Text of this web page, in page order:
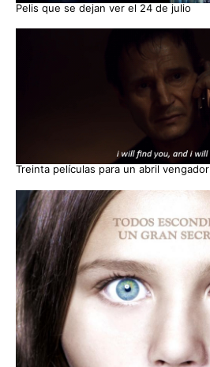
Pelis que se dejan ver el 24 de julio
Treinta películas para un abril vengador